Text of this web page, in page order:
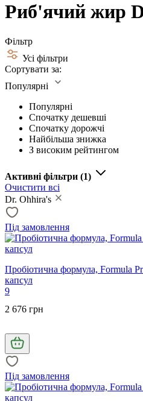
Риб'ячий жир
Фільтр
Усі фільтри
Сортувати за:
Популярні
Популярні
Спочатку дешевші
Спочатку дорожчі
Найбільша знижка
З високим рейтингом
Активні фільтри (1)
Очистити всі
Dr. Ohhira's
Під замовлення
Пробіотична формула, Formula
капсул
9
2 676 грн
Під замовлення